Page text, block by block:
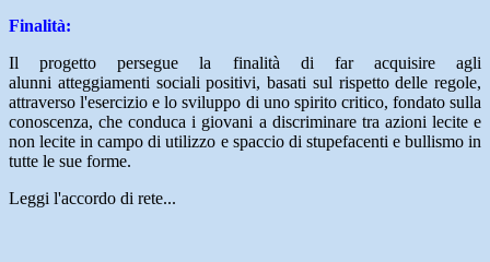
Finalità:
Il progetto persegue la finalità di far acquisire agli
alunni atteggiamenti sociali positivi, basati sul rispetto delle regole,
attraverso l'esercizio e lo sviluppo di uno spirito critico, fondato sulla
conoscenza, che conduca i giovani a discriminare tra azioni lecite e
non lecite in campo di utilizzo e spaccio di stupefacenti e bullismo in
tutte le sue forme.
Leggi l'accordo di rete...